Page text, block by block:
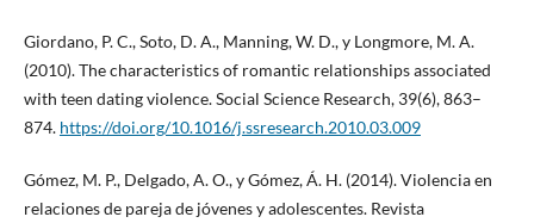
Giordano, P. C., Soto, D. A., Manning, W. D., y Longmore, M. A.
(2010). The characteristics of romantic relationships associated
with teen dating violence. Social Science Research, 39(6), 863–
874. https://doi.org/10.1016/j.ssresearch.2010.03.009
Gómez, M. P., Delgado, A. O., y Gómez, Á. H. (2014). Violencia en
relaciones de pareja de jóvenes y adolescentes. Revista